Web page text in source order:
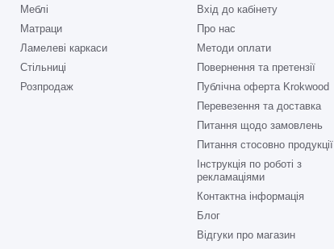
Меблі
Матраци
Ламелеві каркаси
Стільниці
Розпродаж
Вхід до кабінету
Про нас
Методи оплати
Повернення та претензії
Публічна оферта Krokwood
Перевезення та доставка
Питання щодо замовлень
Питання стосовно продукції
Інструкція по роботі з
рекламаціями
Контактна інформація
Блог
Відгуки про магазин